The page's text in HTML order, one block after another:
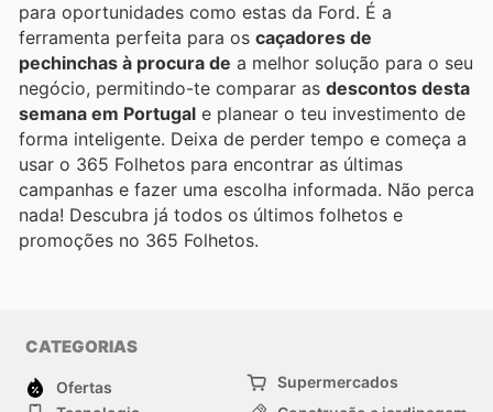
para oportunidades como estas da Ford. É a
ferramenta perfeita para os caçadores de
pechinchas à procura de a melhor solução para o seu
negócio, permitindo-te comparar as descontos desta
semana em Portugal e planear o teu investimento de
forma inteligente. Deixa de perder tempo e começa a
usar o 365 Folhetos para encontrar as últimas
campanhas e fazer uma escolha informada. Não perca
nada! Descubra já todos os últimos folhetos e
promoções no 365 Folhetos.
CATEGORIAS
Ofertas
Supermercados